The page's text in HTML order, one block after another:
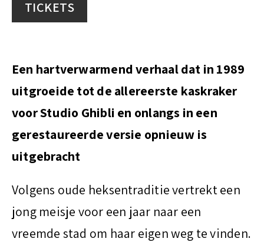
TICKETS
Een hartverwarmend verhaal dat in 1989
uitgroeide tot de allereerste kaskraker
voor Studio Ghibli en onlangs in een
gerestaureerde versie opnieuw is
uitgebracht
Volgens oude heksentraditie vertrekt een
jong meisje voor een jaar naar een
vreemde stad om haar eigen weg te vinden.